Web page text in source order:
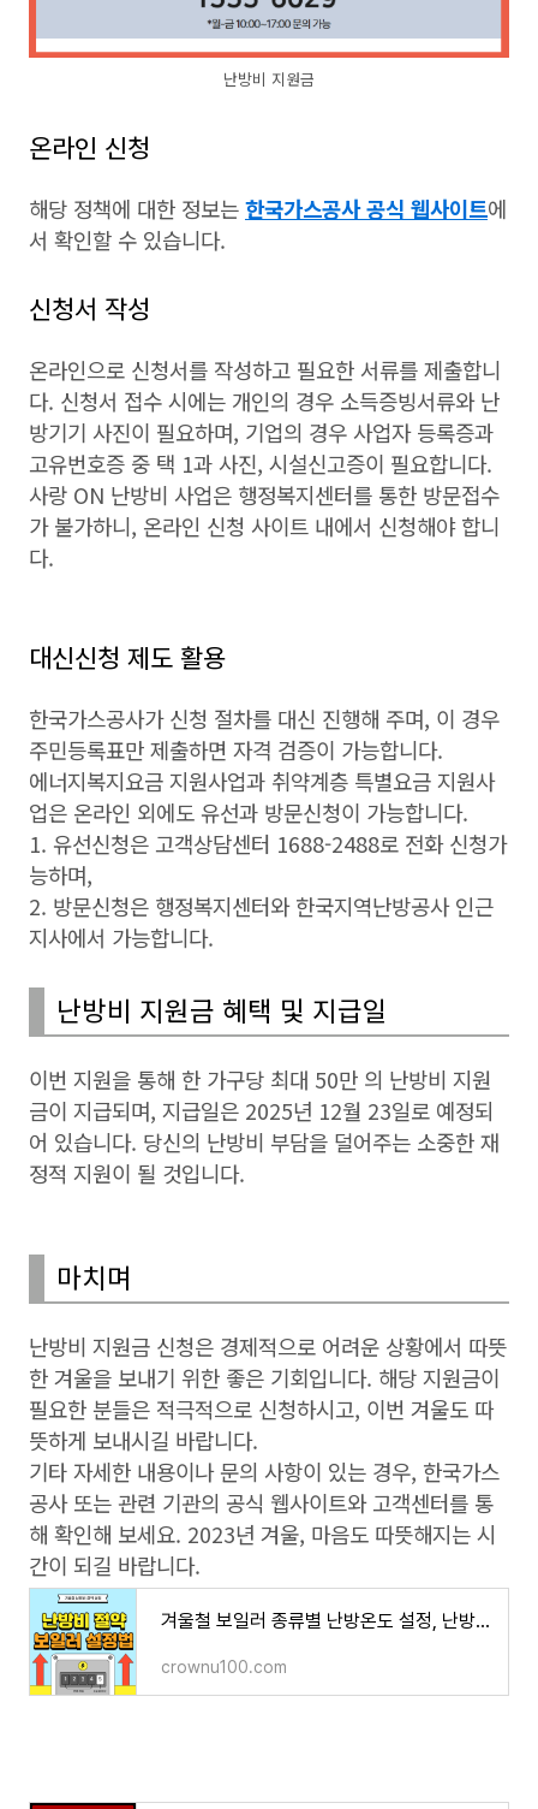
난방비 지원금
온라인 신청
해당 정책에 대한 정보는한국가스공사 공식 웹사이트에
서 확인할 수 있습니다.
신청서 작성
온라인으로 신청서를 작성하고 필요한 서류를 제출합니
다. 신청서 접수 시에는 개인의 경우 소득증빙서류와 난
방기기 사진이 필요하며, 기업의 경우 사업자 등록증과
고유번호증 중 택 1과 사진, 시설신고증이 필요합니다.
사랑 ON 난방비 사업은 행정복지센터를 통한 방문접수
가 불가하니, 온라인 신청 사이트 내에서 신청해야 합니
다.
대신신청 제도 활용
한국가스공사가 신청 절차를 대신 진행해 주며, 이 경우
주민등록표만 제출하면 자격 검증이 가능합니다.
에너지복지요금 지원사업과 취약계층 특별요금 지원사
업은 온라인 외에도 유선과 방문신청이 가능합니다.
1. 유선신청은 고객상담센터 1688-2488로 전화 신청가
능하며,
2. 방문신청은 행정복지센터와 한국지역난방공사 인근
지사에서 가능합니다.
난방비 지원금 혜택 및 지급일
이번 지원을 통해 한 가구당 최대 50만 의 난방비 지원
금이 지급되며, 지급일은 2025년 12월 23일로 예정되
어 있습니다. 당신의 난방비 부담을 덜어주는 소중한 재
정적 지원이 될 것입니다.
마치며
난방비 지원금 신청은 경제적으로 어려운 상황에서 따뜻
한 겨울을 보내기 위한 좋은 기회입니다. 해당 지원금이
필요한 분들은 적극적으로 신청하시고, 이번 겨울도 따
뜻하게 보내시길 바랍니다.
기타 자세한 내용이나 문의 사항이 있는 경우, 한국가스
공사 또는 관련 기관의 공식 웹사이트와 고객센터를 통
해 확인해 보세요. 2023년 겨울, 마음도 따뜻해지는 시
간이 되길 바랍니다.
겨울철 보일러 종류별 난방온도 설정, 난방비 아끼는 지역난방 사용법
crownu100.com